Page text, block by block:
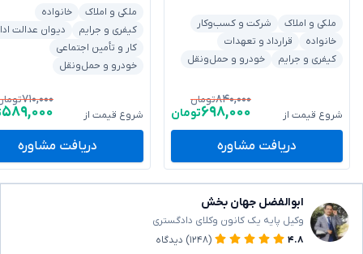
ملکی و املاک
شرکت و کسب‌وکار
خانواده
قرارداد و تعهدات
کیفری و جرایم
خودرو و حمل‌ونقل
شروع قیمت از
۸۴۰,۰۰۰تومان
۶۹۸,۰۰۰تومان
دریافت مشاوره
ملکی و املاک
خانواده
کیفری و جرایم
دیوان عدالت
کار و تأمین اجتماعی
خودرو و حمل‌ونقل
شروع قیمت از
۷۱۰,۰۰۰
۵۸۹,۰۰۰
دریافت مشاوره
ابوالفضل جهان بخش
وکیل پایه یک کانون وکلای دادگستری
۴.۸
(۱۲۴۸) دیدگاه